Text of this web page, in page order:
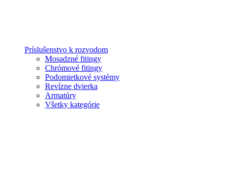
Príslušenstvo k rozvodom
Mosadzné fitingy
Chrómové fitingy
Podomietkové systémy
Revízne dvierka
Armatúry
Všetky kategórie